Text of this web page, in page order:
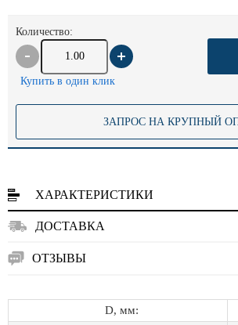
Количество:
Купить в один клик
ЗАПРОС НА КРУПНЫЙ
ХАРАКТЕРИСТИКИ
ДОСТАВКА
ОТЗЫВЫ
D, мм: